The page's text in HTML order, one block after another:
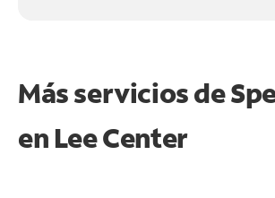
Más servicios de
en Lee Center